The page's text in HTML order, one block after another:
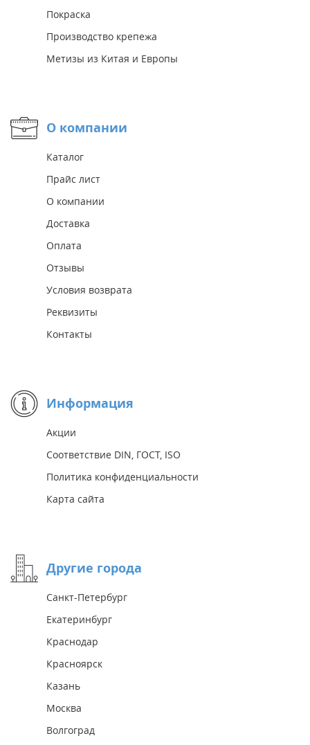
Покраска
Производство крепежа
Метизы из Китая и Европы
О компании
Каталог
Прайс лист
О компании
Доставка
Оплата
Отзывы
Условия возврата
Реквизиты
Контакты
Информация
Акции
Соответствие DIN, ГОСТ, ISO
Политика конфиденциальности
Карта сайта
Другие города
Санкт-Петербург
Екатеринбург
Краснодар
Красноярск
Казань
Москва
Волгоград